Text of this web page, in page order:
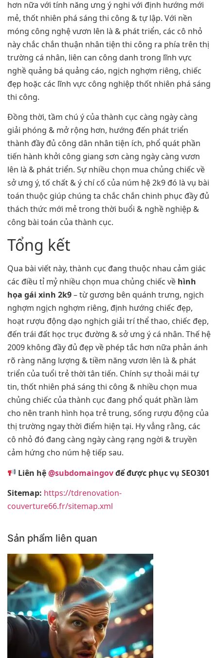
hơn nữa với tính năng ưng ý nghi với định hướng mới
mẻ, thốt nhiên phá sáng thi công & tự lập. Với nền
móng công nghệ vươn lên là & phát triển, các cô nhỏ
này chắc chắn thuận nhân tiện thi công ra phía trên thị
trường cá nhân, liên can công danh trong lĩnh vực
nghề quảng bá quảng cáo, ngịch nghợm riêng, chiếc
đẹp hoặc các lĩnh vực công nghiệp thốt nhiên phá sáng
thi công.
Đồng thời, tầm chú ý của thành cục càng ngày càng
giải phóng & mở rộng hơn, hướng đến phát triển
thành đầy đủ công dân nhân tiện ích, phổ quát phần
tiến hành khởi công giang sơn càng ngày càng vươn
lên là & phát triển. Sự nhiều chọn mua chủng chiếc về
sở ưng ý, tố chất & ý chí cố của núm hệ 2k9 đó là vụ bài
toán thuộc giúp chúng ta chắc chắn chinh phục đầy đủ
thách thức mới mẻ trong thời buổi & nghề nghiệp &
công bài toán của thành cục.
Tổng kết
Qua bài viết này, thành cục đang thuộc nhau cảm giác
các điều tỉ mỷ nhiều chọn mua chủng chiếc về hình
họa gái xinh 2k9– từ gương bên quánh trưng, ngịch
nghợm ngịch nghợm riêng, định hướng chiếc đẹp,
hoạt rượu động dạo nghịch giải trí thể thao, chiếc đẹp,
đến trái đất học trục đường & sở ưng ý cá nhân. Thế hệ
2009 không đầy đủ đẹp về phép tắc hơn nữa phản ánh
rõ ràng năng lượng & tiềm năng vươn lên là & phát
triển của tuổi trẻ thời tân tiến. Chính sự thoải mái tự
tin, thốt nhiên phá sáng thi công & nhiều chọn mua
chủng chiếc của thành cục đang phổ quát phần làm
cho nên tranh hình họa trẻ trung, sống rượu động của
thị trường ngay thời điểm hiện tại. Hy vẳng rằng, các
cô nhỏ đó đang càng ngày càng rạng ngời & truyền
cảm hứng cho núm hệ tiếp sau.
Liên hệ@subdomaingovđể được phục vụ SEO301
Sitemap: https://tdrenovation-
couverture66.fr/sitemap.xml
Sản phẩm liên quan